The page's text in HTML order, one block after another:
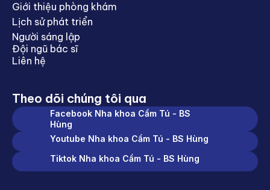
Giới thiệu phòng khám
Lịch sử phát triển
Người sáng lập
Đội ngũ bác sĩ
Liên hệ
Theo dõi chúng tôi qua
Facebook Nha khoa Cẩm Tú - BS
Hùng
Youtube Nha khoa Cẩm Tú - BS Hùng
Tiktok Nha khoa Cẩm Tú - BS Hùng